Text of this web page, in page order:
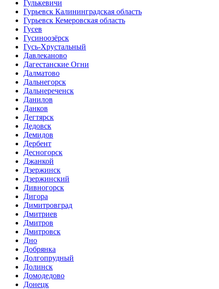
Гулькевичи
Гурьевск Калининградская область
Гурьевск Кемеровская область
Гусев
Гусиноозёрск
Гусь-Хрустальный
Давлеканово
Дагестанские Огни
Далматово
Дальнегорск
Дальнереченск
Данилов
Данков
Дегтярск
Дедовск
Демидов
Дербент
Десногорск
Джанкой
Дзержинск
Дзержинский
Дивногорск
Дигора
Димитровград
Дмитриев
Дмитров
Дмитровск
Дно
Добрянка
Долгопрудный
Долинск
Домодедово
Донецк